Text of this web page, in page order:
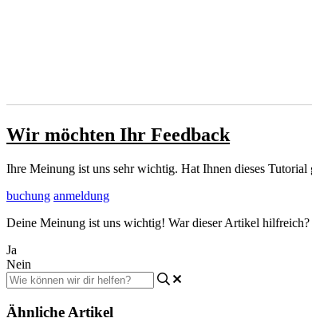
Wir möchten Ihr Feedback
Ihre Meinung ist uns sehr wichtig. Hat Ihnen dieses
buchung anmeldung
Deine Meinung ist uns wichtig! War dieser Artikel hilfreich?
Ja
Nein
Ähnliche Artikel